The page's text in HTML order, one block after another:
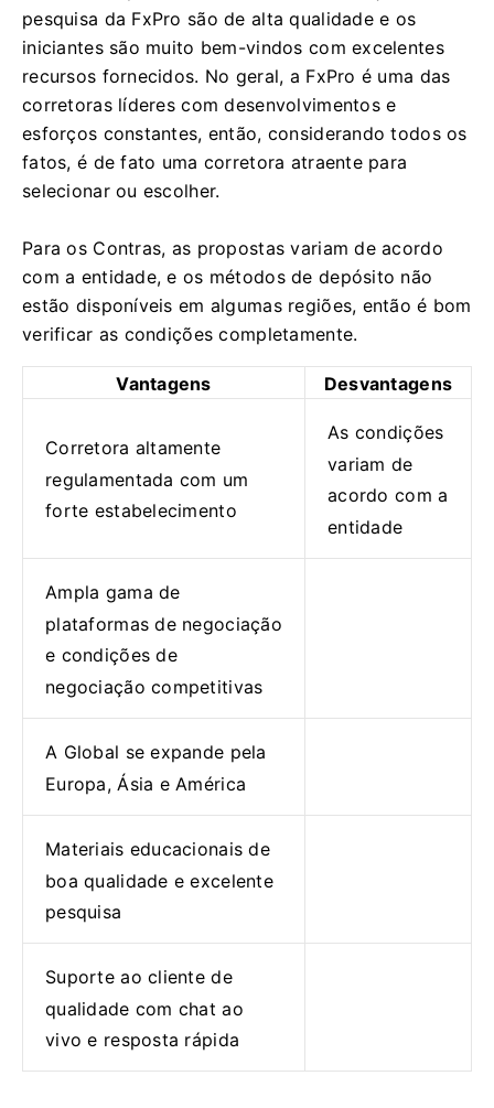
pesquisa da FxPro são de alta qualidade e os
iniciantes são muito bem-vindos com excelentes
recursos fornecidos. No geral, a FxPro é uma das
corretoras líderes com desenvolvimentos e
esforços constantes, então, considerando todos os
fatos, é de fato uma corretora atraente para
selecionar ou escolher.
Para os Contras, as propostas variam de acordo
com a entidade, e os métodos de depósito não
estão disponíveis em algumas regiões, então é bom
verificar as condições completamente.
Vantagens Desvantagens
Corretora altamente
regulamentada com um
forte estabelecimento
As condições
variam de
acordo com a
entidade
Ampla gama de
plataformas de negociação
e condições de
negociação competitivas
A Global se expande pela
Europa, Ásia e América
Materiais educacionais de
boa qualidade e excelente
pesquisa
Suporte ao cliente de
qualidade com chat ao
vivo e resposta rápida